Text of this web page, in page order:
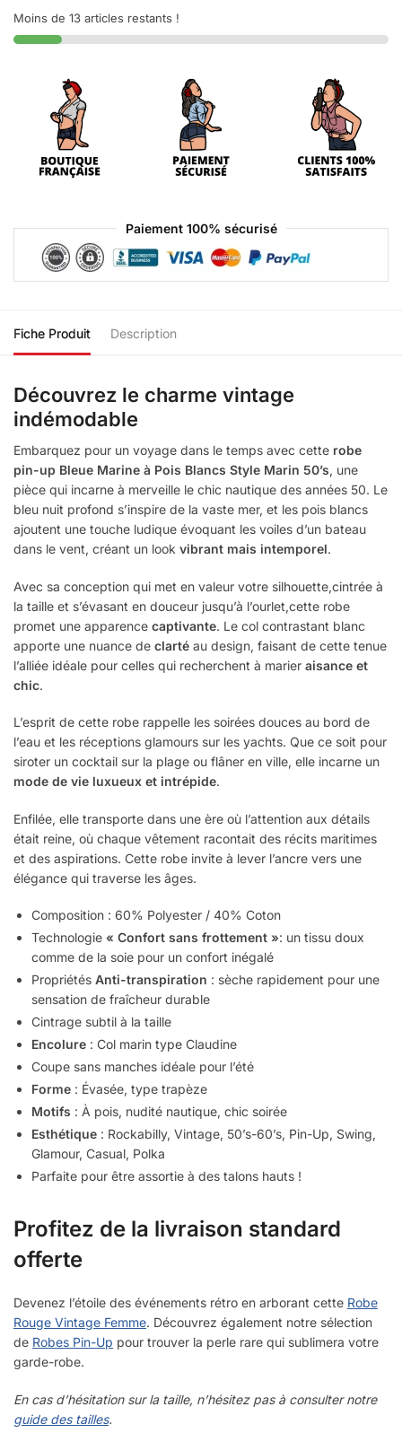
Moins de 13 articles restants !
Paiement 100% sécurisé
Fiche Produit Description
Découvrez le charme vintage
indémodable
Embarquez pour un voyage dans le temps avec cette robe
pin-up Bleue Marine à Pois Blancs Style Marin 50’s, une
pièce qui incarne à merveille le chic nautique des années 50. Le
bleu nuit profond s’inspire de la vaste mer, et les pois blancs
ajoutent une touche ludique évoquant les voiles d’un bateau
dans le vent, créant un look vibrant mais intemporel.
Avec sa conception qui met en valeur votre silhouette,cintrée à
la taille et s’évasant en douceur jusqu’à l’ourlet,cette robe
promet une apparence captivante. Le col contrastant blanc
apporte une nuance de clarté au design, faisant de cette tenue
l’alliée idéale pour celles qui recherchent à marier aisance et
chic.
L’esprit de cette robe rappelle les soirées douces au bord de
l’eau et les réceptions glamours sur les yachts. Que ce soit pour
siroter un cocktail sur la plage ou flâner en ville, elle incarne un
mode de vie luxueux et intrépide.
Enfilée, elle transporte dans une ère où l’attention aux détails
était reine, où chaque vêtement racontait des récits maritimes
et des aspirations. Cette robe invite à lever l’ancre vers une
élégance qui traverse les âges.
Composition : 60% Polyester / 40% Coton
Technologie « Confort sans frottement »: un tissu doux
comme de la soie pour un confort inégalé
Propriétés Anti-transpiration : sèche rapidement pour une
sensation de fraîcheur durable
Cintrage subtil à la taille
Encolure : Col marin type Claudine
Coupe sans manches idéale pour l’été
Forme : Évasée, type trapèze
Motifs : À pois, nudité nautique, chic soirée
Esthétique : Rockabilly, Vintage, 50’s-60’s, Pin-Up, Swing,
Glamour, Casual, Polka
Parfaite pour être assortie à des talons hauts !
Profitez de la livraison standard
offerte
Devenez l’étoile des événements rétro en arborant cette Robe
Rouge Vintage Femme. Découvrez également notre sélection
de Robes Pin-Up pour trouver la perle rare qui sublimera votre
garde-robe.
En cas d’hésitation sur la taille, n’hésitez pas à consulter notre
guide des tailles.